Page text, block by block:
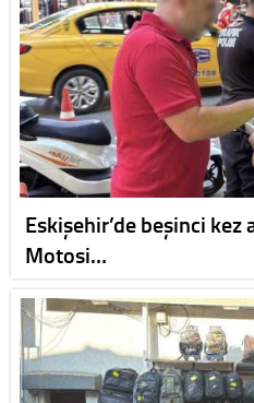
Eskişehir’de beşinci kez
Motosi…